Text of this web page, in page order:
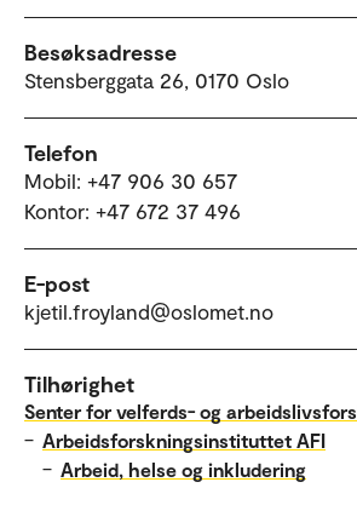
Besøksadresse
Stensberggata 26, 0170 Oslo
Telefon
Mobil: +47 906 30 657
Kontor: +47 672 37 496
E-post
kjetil.froyland@oslomet.no
Tilhørighet
Senter for velferds- og
– Arbeidsforskningsinstituttet AFI
– Arbeid, helse og inkludering